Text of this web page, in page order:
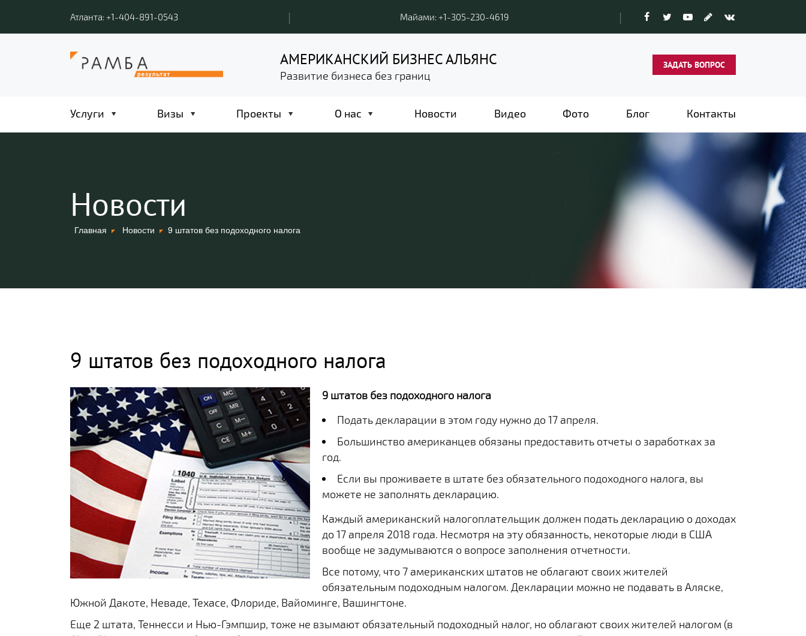
Атланта: +1-404-891-0543 | Майами: +1-305-230-4619 |
АМЕРИКАНСКИЙ БИЗНЕС АЛЬЯНС
Развитие бизнеса без границ
ЗАДАТЬ ВОПРОС
Услуги Визы Проекты О нас Новости Видео Фото Блог Контакты
Новости
Главная Новости 9 штатов без подоходного налога
9 штатов без подоходного налога
9 штатов без подоходного налога
Подать декларации в этом году нужно до 17 апреля.
Большинство американцев обязаны предоставить отчеты о заработках за
год.
Если вы проживаете в штате без обязательного подоходного налога, вы
можете не заполнять декларацию.
Каждый американский налогоплательщик должен подать декларацию о доходах
до 17 апреля 2018 года. Несмотря на эту обязанность, некоторые люди в США
вообще не задумываются о вопросе заполнения отчетности.
Все потому, что 7 американских штатов не облагают своих жителей
обязательным подоходным налогом. Декларации можно не подавать в Аляске,
Южной Дакоте, Неваде, Техасе, Флориде, Вайоминге, Вашингтоне.
Еще 2 штата, Теннесси и Нью-Гэмпшир, тоже не взымают обязательный подоходный налог, но облагают своих жителей налогом (в